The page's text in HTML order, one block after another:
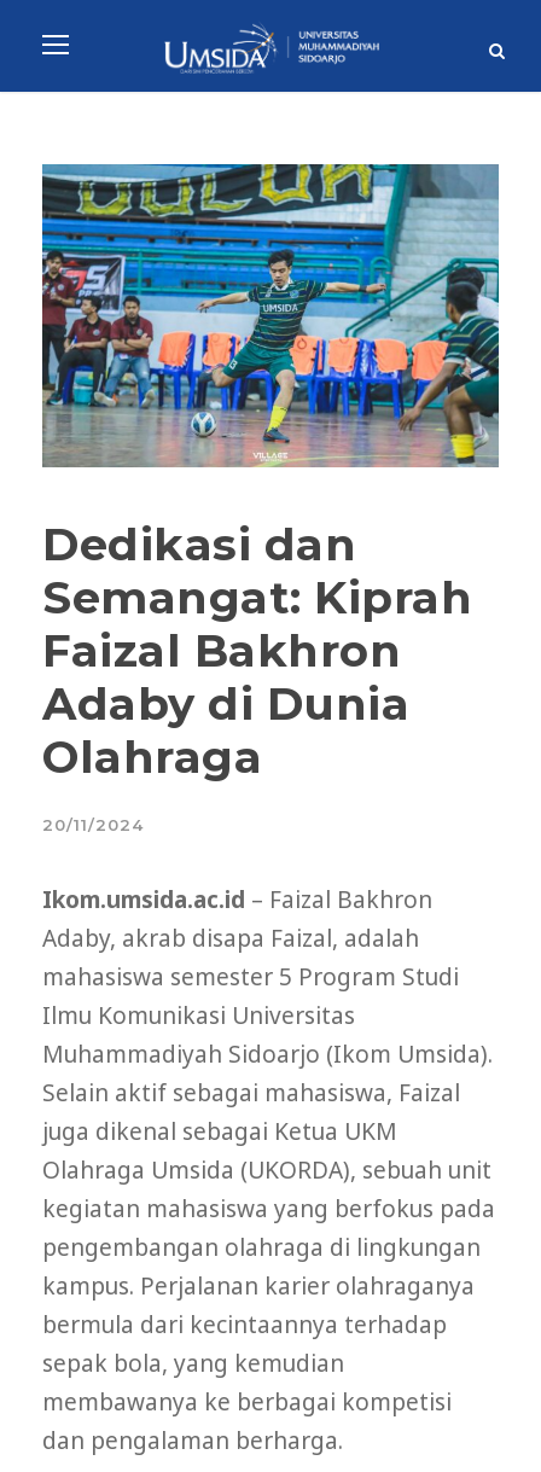
Dedikasi dan
Semangat: Kiprah
Faizal Bakhron
Adaby di Dunia
Olahraga
20/11/2024
Ikom.umsida.ac.id – Faizal Bakhron
Adaby, akrab disapa Faizal, adalah
mahasiswa semester 5 Program Studi
Ilmu Komunikasi Universitas
Muhammadiyah Sidoarjo (Ikom Umsida).
Selain aktif sebagai mahasiswa, Faizal
juga dikenal sebagai Ketua UKM
Olahraga Umsida (UKORDA), sebuah unit
kegiatan mahasiswa yang berfokus pada
pengembangan olahraga di lingkungan
kampus. Perjalanan karier olahraganya
bermula dari kecintaannya terhadap
sepak bola, yang kemudian
membawanya ke berbagai kompetisi
dan pengalaman berharga.